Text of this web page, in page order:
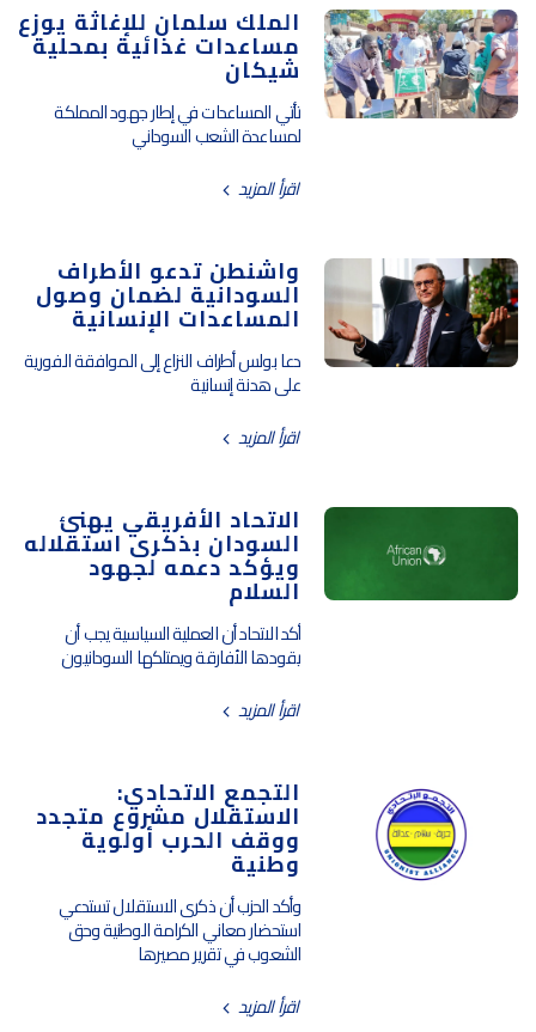
الملك سلمان للإغاثة يوزع
مساعدات غذائية بمحلية
شيكان
تأتي المساعدات في إطار جهود المملكة
لمساعدة الشعب السوداني
اقرأ المزيد
واشنطن تدعو الأطراف
السودانية لضمان وصول
المساعدات الإنسانية
دعا بولس أطراف النزاع إلى الموافقة الفورية
على هدنة إنسانية
اقرأ المزيد
الاتحاد الأفريقي يهنئ
السودان بذكرى استقلاله
ويؤكد دعمه لجهود
السلام
أكد الاتحاد أن العملية السياسية يجب أن
يقودها الأفارقة ويمتلكها السودانيون
اقرأ المزيد
التجمع الاتحادي:
الاستقلال مشروع متجدد
ووقف الحرب أولوية
وطنية
وأكد الحزب أن ذكرى الاستقلال تستدعي
استحضار معاني الكرامة الوطنية وحق
الشعوب في تقرير مصيرها
اقرأ المزيد